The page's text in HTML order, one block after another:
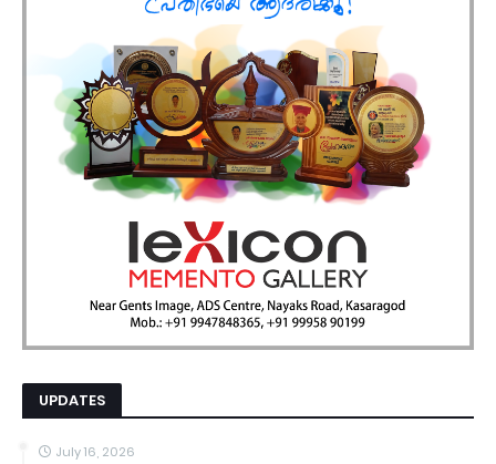
UPDATES
July 16, 2026